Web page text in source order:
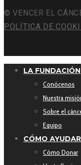
© VENCER EL
POLÍTICA DE
LA FUNDACIÓN
Conócenos
Nuestra
Sobre el
Equipo
CÓMO AYUDAR
Cómo Donar